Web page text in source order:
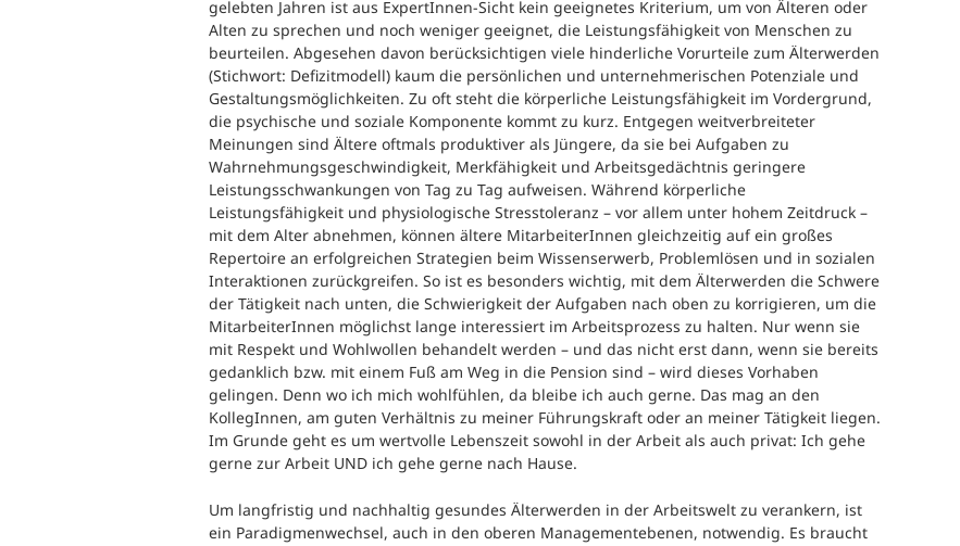
gelebten Jahren ist aus ExpertInnen-Sicht kein geeignetes Kriterium, um von Älteren oder
Alten zu sprechen und noch weniger geeignet, die Leistungsfähigkeit von Menschen zu
beurteilen. Abgesehen davon berücksichtigen viele hinderliche Vorurteile zum Älterwerden
(Stichwort: Defizitmodell) kaum die persönlichen und unternehmerischen Potenziale und
Gestaltungsmöglichkeiten. Zu oft steht die körperliche Leistungsfähigkeit im Vordergrund,
die psychische und soziale Komponente kommt zu kurz. Entgegen weitverbreiteter
Meinungen sind Ältere oftmals produktiver als Jüngere, da sie bei Aufgaben zu
Wahrnehmungsgeschwindigkeit, Merkfähigkeit und Arbeitsgedächtnis geringere
Leistungsschwankungen von Tag zu Tag aufweisen. Während körperliche
Leistungsfähigkeit und physiologische Stresstoleranz – vor allem unter hohem Zeitdruck –
mit dem Alter abnehmen, können ältere MitarbeiterInnen gleichzeitig auf ein großes
Repertoire an erfolgreichen Strategien beim Wissenserwerb, Problemlösen und in sozialen
Interaktionen zurückgreifen. So ist es besonders wichtig, mit dem Älterwerden die Schwere
der Tätigkeit nach unten, die Schwierigkeit der Aufgaben nach oben zu korrigieren, um die
MitarbeiterInnen möglichst lange interessiert im Arbeitsprozess zu halten. Nur wenn sie
mit Respekt und Wohlwollen behandelt werden – und das nicht erst dann, wenn sie bereits
gedanklich bzw. mit einem Fuß am Weg in die Pension sind – wird dieses Vorhaben
gelingen. Denn wo ich mich wohlfühlen, da bleibe ich auch gerne. Das mag an den
KollegInnen, am guten Verhältnis zu meiner Führungskraft oder an meiner Tätigkeit liegen.
Im Grunde geht es um wertvolle Lebenszeit sowohl in der Arbeit als auch privat: Ich gehe
gerne zur Arbeit UND ich gehe gerne nach Hause.
Um langfristig und nachhaltig gesundes Älterwerden in der Arbeitswelt zu verankern, ist
ein Paradigmenwechsel, auch in den oberen Managementebenen, notwendig. Es braucht